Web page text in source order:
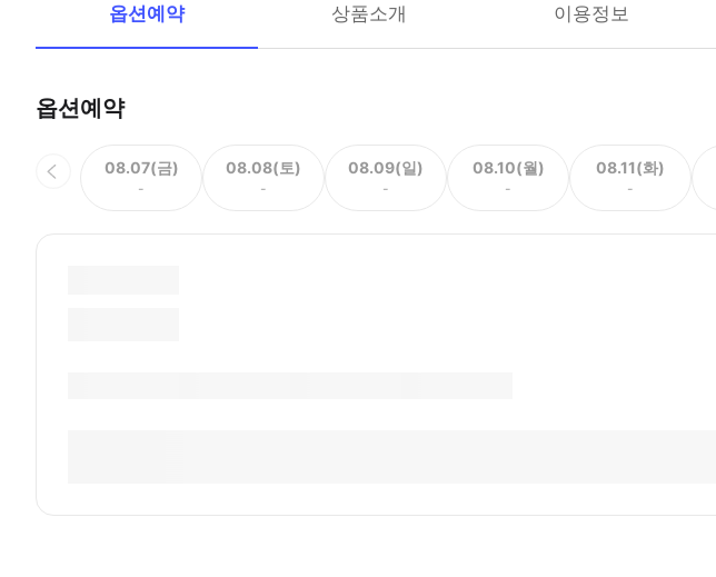
옵션예약 상품소개 이용정보
옵션예약
08.07(금)
-
08.08(토)
-
08.09(일)
-
08.10(월)
-
08.11(화)
-